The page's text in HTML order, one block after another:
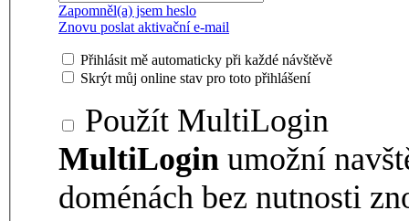
Zapomněl(a) jsem heslo
Znovu poslat aktivační e-mail
Přihlásit mě automaticky při každé návštěvě
Skrýt můj online stav pro toto přihlášení
Použít MultiLogin
MultiLogin umožní
doménách bez nutnosti